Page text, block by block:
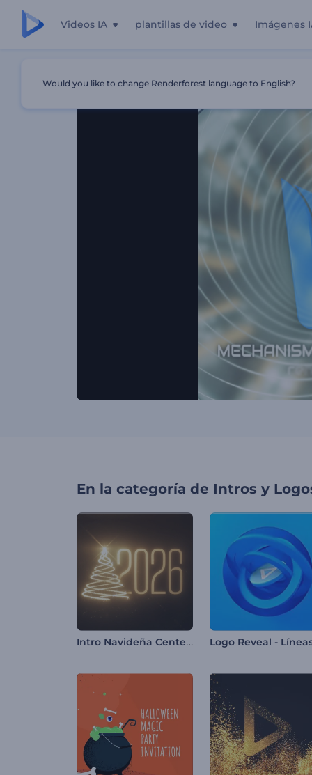
Videos IA plantillas de video Imágenes
En la categoría de Intros y
Intro Navideña Centelleante
Would you like to change Renderforest language to English?